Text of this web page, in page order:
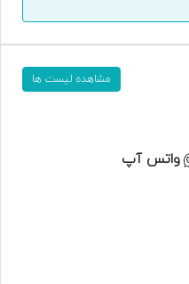
مشاهده لیست ها
واتس آپ